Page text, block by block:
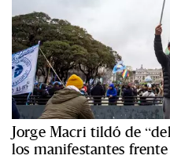
Jorge Macri tildó de
los manifestantes